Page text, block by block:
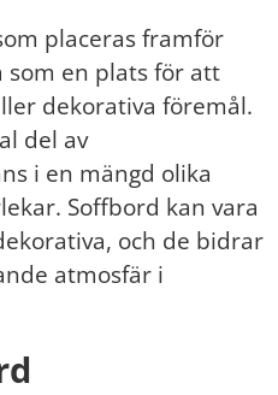
placeras framför
som en plats för att
dekorativa föremål.
del av
i en mängd olika
Soffbord kan vara
och de bidrar
atmosfär i